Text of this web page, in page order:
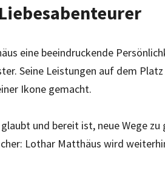
eine beeindruckende
Seine Leistungen auf dem
Ikone gemacht.
und bereit ist, neue Wege zu
Lothar Matthäus wird